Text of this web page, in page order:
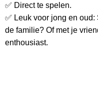
✅ Direct te spelen.
✅ Leuk voor jong en
de familie? Of met je
enthousiast.